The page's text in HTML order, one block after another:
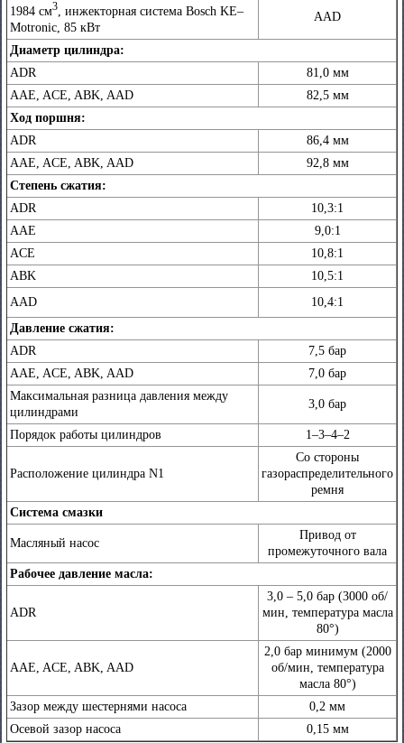
1984 см3 , инжекторная система Bosch KE–
Motronic, 85 кВт
AAD
Диаметр цилиндра:
ADR
81,0 мм
AAE, ACE, ABK, AAD
82,5 мм
Ход поршня:
ADR
86,4 мм
AAE, ACE, ABK, AAD
92,8 мм
Степень сжатия:
ADR
10,3:1
AAE
9,0:1
ACE
10,8:1
ABK
10,5:1
AAD
10,4:1
Давление сжатия:
ADR
7,5 бар
AAE, ACE, ABK, AAD
7,0 бар
Максимальная разница давления между
цилиндрами
3,0 бар
Порядок работы цилиндров 1–3–4–2
Расположение цилиндра N1
Со стороны
газораспределительного
ремня
Система смазки
Масляный насос
Привод от
промежуточного вала
Рабочее давление масла:
ADR
3,0 – 5,0 бар (3000 об/
мин, температура масла
80°)
AAE, ACE, ABK, AAD
2,0 бар минимум (2000
об/мин, температура
масла 80°)
Зазор между шестернями насоса
0,2 мм
Осевой зазор насоса
0,15 мм